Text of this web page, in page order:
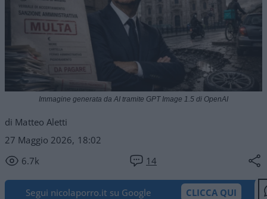
di Matteo Aletti
27 Maggio 2026, 18:02
6.7k
14
Immagine generata da AI tramite GPT Image 1.5 di OpenAI
Segui nicolaporro.it su Google CLICCA QUI